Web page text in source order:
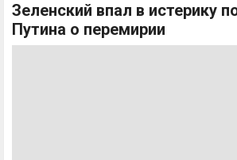
Зеленский впал в истерику
Путина о перемирии